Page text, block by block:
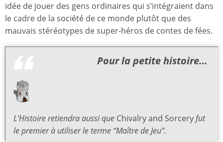
idée de jouer des gens ordinaires qui s’intégraient dans
le cadre de la société de ce monde plutôt que des
mauvais stéréotypes de super-héros de contes de fées.
Pour la petite histoire…
L’Histoire retiendra aussi que Chivalry and Sorceryfut
le premier à utiliser le terme “Maître de Jeu”.